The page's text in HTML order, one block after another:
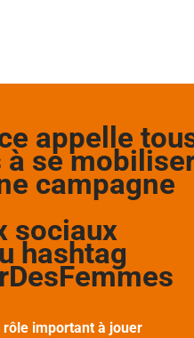
appelle
à se
campagne
sociaux
hashtag
important à jouer